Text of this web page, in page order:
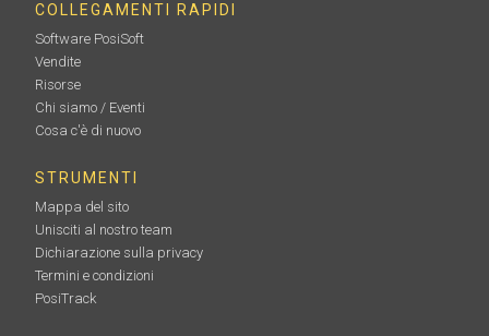
COLLEGAMENTI RAPIDI
Software PosiSoft
Vendite
Risorse
Chi siamo / Eventi
Cosa c'è di nuovo
STRUMENTI
Mappa del sito
Unisciti al nostro team
Dichiarazione sulla privacy
Termini e condizioni
PosiTrack